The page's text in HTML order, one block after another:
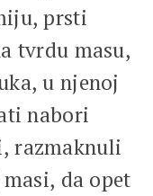
prsti
tvrdu masu,
u njenoj
nabori
razmaknuli
da opet